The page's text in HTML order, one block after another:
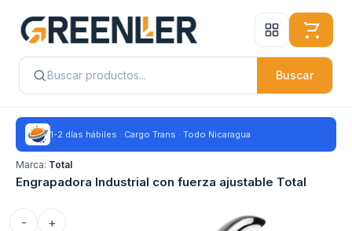
Buscar
1-2 días hábiles · Cargo Trans · Todo Nicaragua
Marca: Total
Engrapadora Industrial con fuerza ajustable Total
- +